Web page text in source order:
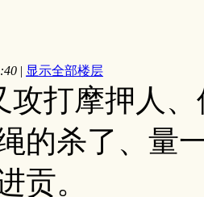
| 显示全部楼层
打摩押人
的杀了、量
贡。